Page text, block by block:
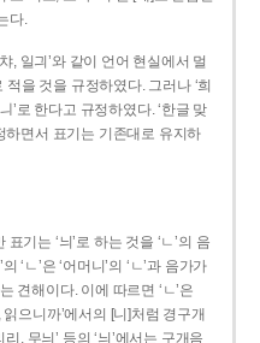
다.
, 일긔’와 같이 언어 현실에서 멀
적을 것을 규정하였다. 그러나 ‘희
’로 한다고 규정하였다. ‘한글 맞
하면서 표기는 기존대로 유지하
표기는 ‘늬’로 하는 것을 ‘ㄴ’의 음
‘ㄴ’은 ‘어머니’의 ‘ㄴ’과 음가가
견해이다. 이에 따르면 ‘ㄴ’은
읽으니까’에서의 [니]처럼 경구개
, 무늬’ 등의 ‘늬’에서는 구개음